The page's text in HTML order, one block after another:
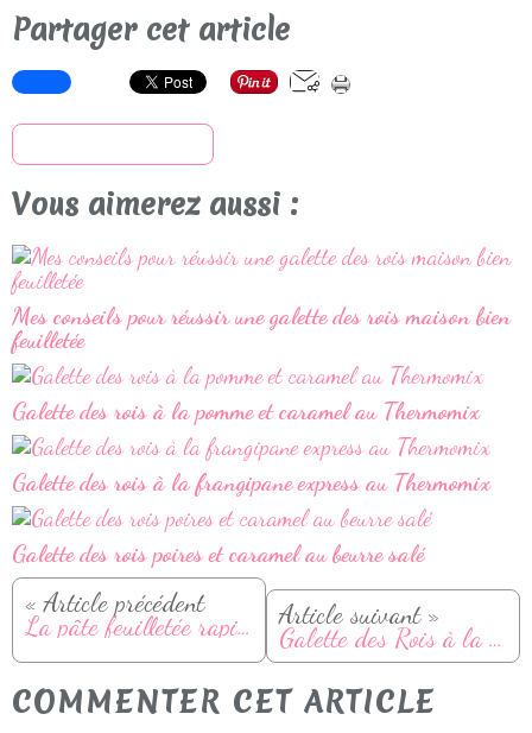
Partager cet article
Vous aimerez aussi :
Mes conseils pour réussir une galette des rois maison bien
feuilletée
Galette des rois à la pomme et caramel au Thermomix
Galette des rois à la frangipane express au Thermomix
Galette des rois poires et caramel au beurre salé
« Article précédent
La pâte feuilletée rapide Article suivant »
Galette des Rois à la framboise
COMMENTER CET ARTICLE